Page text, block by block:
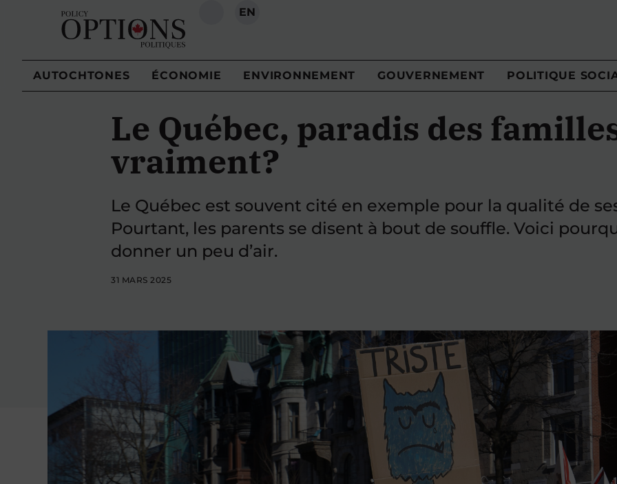
RECHERCHE
EN
AUTOCHTONES ÉCONOMIE ENVIRONNEMENT GOUVERNEMENT POLITIQUE
Le Québec, paradis des
vraiment?
Le Québec est souvent cité en exemple pour la qualité de
Pourtant, les parents se disent à bout de souffle. Voici
donner un peu d’air.
31 MARS 2025